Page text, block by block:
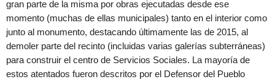
gran parte de la misma por obras ejecutadas desde ese
momento (muchas de ellas municipales) tanto en el interior como
junto al monumento, destacando últimamente las de 2015, al
demoler parte del recinto (incluidas varias galerías subterráneas)
para construir el centro de Servicios Sociales. La mayoría de
estos atentados fueron descritos por el Defensor del Pueblo